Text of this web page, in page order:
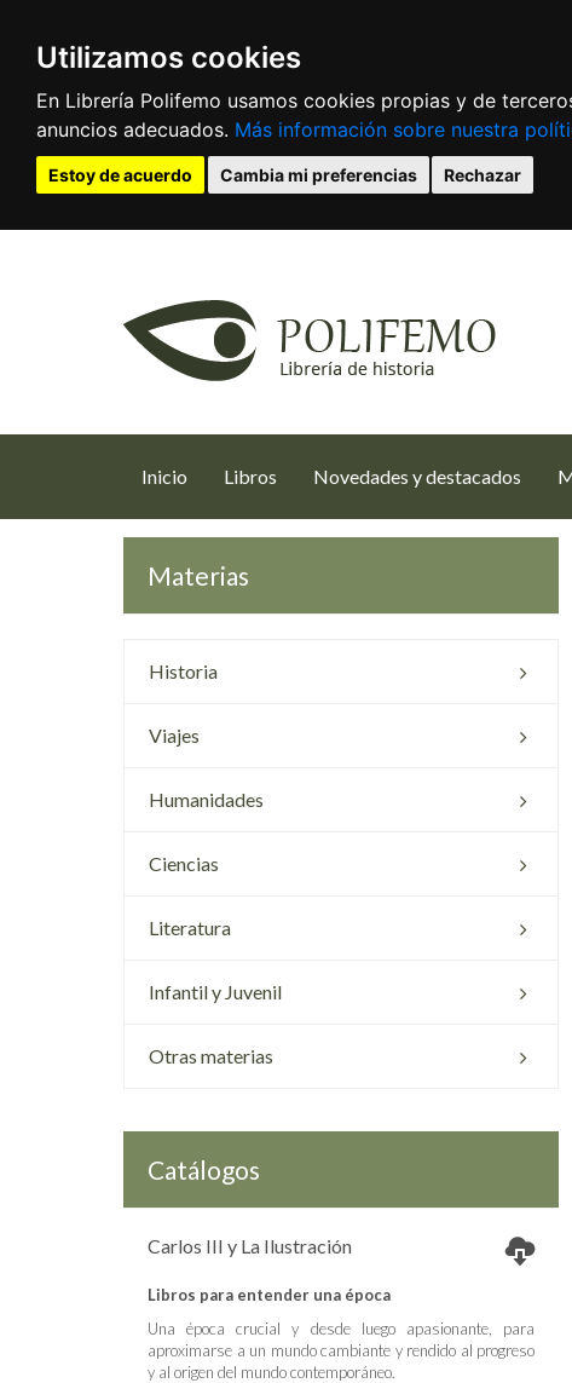
Utilizamos cookies
En Librería Polifemo usamos cookies propias y de
anuncios adecuados. Más información sobre nuestra
Estoy de acuerdo Cambia mi preferencias Rechazar
Inicio (current)
Libros Novedades y destacados
Materias
Historia
Viajes
Humanidades
Ciencias
Literatura
Infantil y Juvenil
Otras materias
Catálogos
Carlos III y La Ilustración
Libros para entender una época
Una época crucial y desde luego apasionante, para
aproximarse a un mundo cambiante y rendido al progreso
y al origen del mundo contemporáneo.